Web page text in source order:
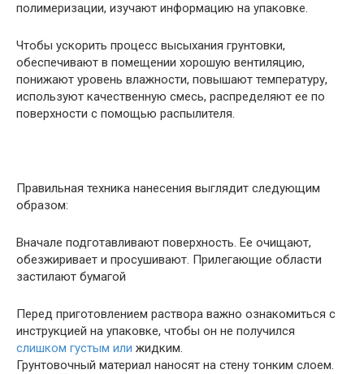
полимеризации, изучают информацию на упаковке.
Чтобы ускорить процесс высыхания грунтовки,
обеспечивают в помещении хорошую вентиляцию,
понижают уровень влажности, повышают температуру,
используют качественную смесь, распределяют ее по
поверхности с помощью распылителя.
Правильная техника нанесения выглядит следующим
образом:
Вначале подготавливают поверхность. Ее очищают,
обезжиривает и просушивают. Прилегающие области
застилают бумагой
Перед приготовлением раствора важно ознакомиться с
инструкцией на упаковке, чтобы он не получился
слишком густым или жидким.
Грунтовочный материал наносят на стену тонким слоем.